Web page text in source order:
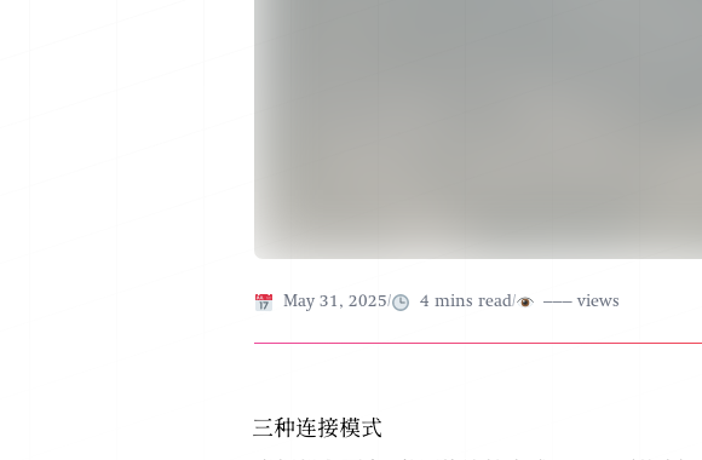
Published on
May 31, 2025/ 4 mins read/ ––– views
三种连接模式